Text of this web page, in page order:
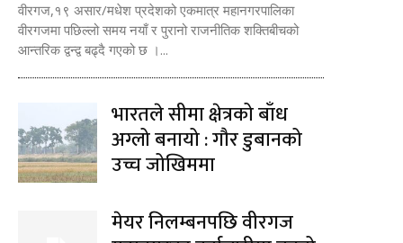
वीरगज,१९ असार/मधेश प्रदेशको एकमात्र महानगरपालिका
वीरगजमा पछिल्लो समय नयाँ र पुरानो राजनीतिक शक्तिबीचको
आन्तरिक द्वन्द्व बढ्दै गएको छ ।...
भारतले सीमा क्षेत्रको बाँध
अग्लो बनायो : गौर डुबानको
उच्च जोखिममा
मेयर निलम्बनपछि वीरगज